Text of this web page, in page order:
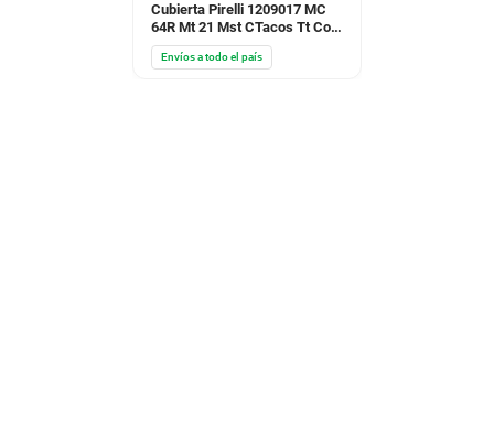
Cubierta Pirelli 1209017 MC
64R Mt 21 Mst CTacos Tt Con
Camara
Envíos a todo el país